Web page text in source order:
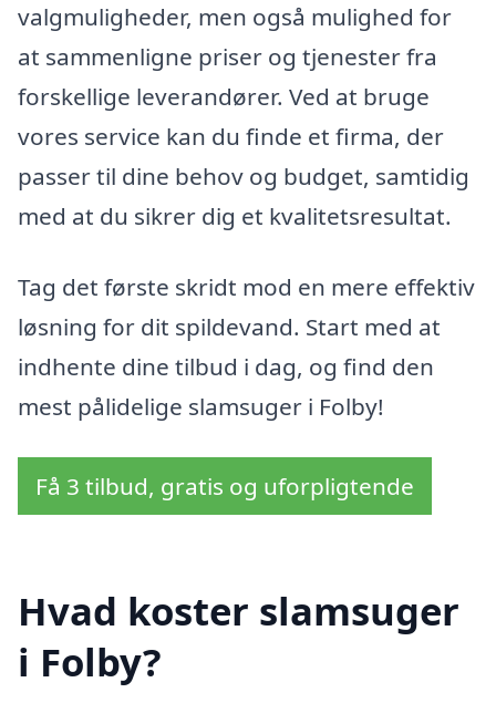
valgmuligheder, men også mulighed for
at sammenligne priser og tjenester fra
forskellige leverandører. Ved at bruge
vores service kan du finde et firma, der
passer til dine behov og budget, samtidig
med at du sikrer dig et kvalitetsresultat.
Tag det første skridt mod en mere effektiv
løsning for dit spildevand. Start med at
indhente dine tilbud i dag, og find den
mest pålidelige slamsuger i Folby!
Få 3 tilbud, gratis og uforpligtende
Hvad koster slamsuger
i Folby?